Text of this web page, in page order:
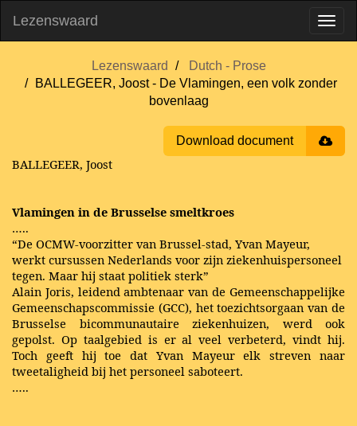
Lezenswaard
Lezenswaard
Dutch - Prose
BALLEGEER, Joost - De Vlamingen, een volk zonder
bovenlaag
Download document
BALLEGEER, Joost
Vlamingen in de Brusselse smeltkroes
…..
“De OCMW-voorzitter van Brussel-stad, Yvan Mayeur,
werkt cursussen Nederlands voor zijn ziekenhuispersoneel
tegen. Maar hij staat politiek sterk”
Alain Joris, leidend ambtenaar van de Gemeenschappelijke
Gemeenschapscommissie (GCC), het toezichtsorgaan van de
Brusselse bicommunautaire ziekenhuizen, werd ook
gepolst. Op taalgebied is er al veel verbeterd, vindt hij.
Toch geeft hij toe dat Yvan Mayeur elk streven naar
tweetaligheid bij het personeel saboteert.
…..